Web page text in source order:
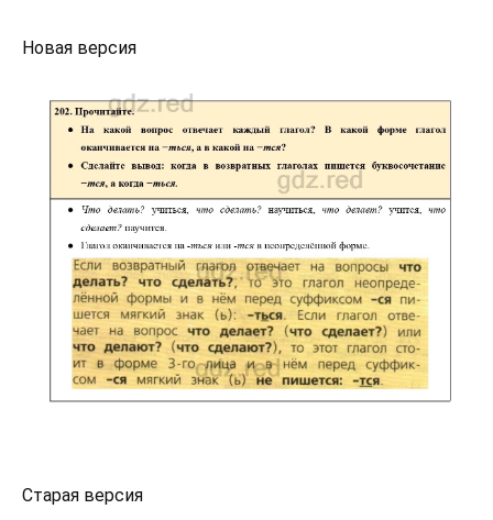
Новая версия
Старая версия